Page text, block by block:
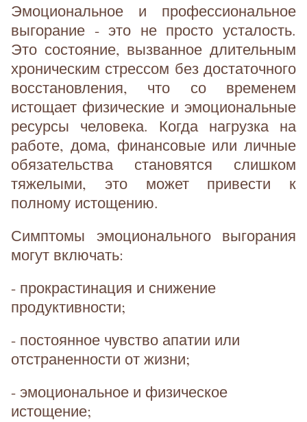
Эмоциональное и профессиональное
выгорание - это не просто усталость.
Это состояние, вызванное длительным
хроническим стрессом без достаточного
восстановления, что со временем
истощает физические и эмоциональные
ресурсы человека. Когда нагрузка на
работе, дома, финансовые или личные
обязательства становятся слишком
тяжелыми, это может привести к
полному истощению.
Симптомы эмоционального выгорания
могут включать:
- прокрастинация и снижение
продуктивности;
- постоянное чувство апатии или
отстраненности от жизни;
- эмоциональное и физическое
истощение;